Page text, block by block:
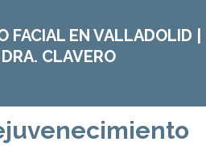
FACIAL EN VALLADOLID |
CLAVERO